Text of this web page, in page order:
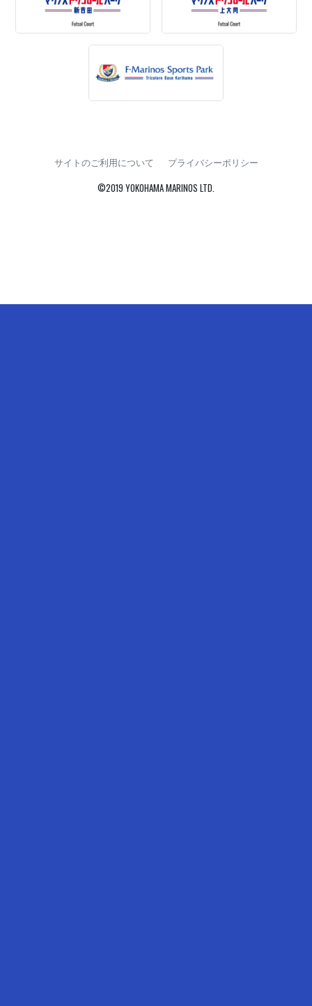
サイトのご利用について
プライバシーポリシー
©2019 YOKOHAMA MARINOS LTD.